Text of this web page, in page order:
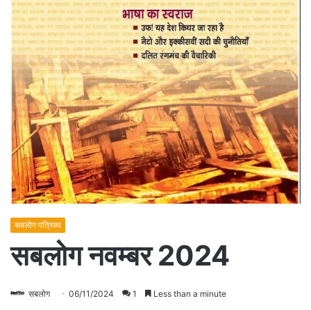
सबलोग पत्रिका
सबलोग नवम्बर 2024
सबलोग 06/11/2024 1 Less than a minute